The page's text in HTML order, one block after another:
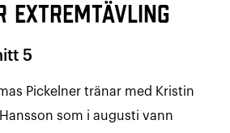
extremtävling
5
Pickelner tränar med Kristin
som i augusti vann